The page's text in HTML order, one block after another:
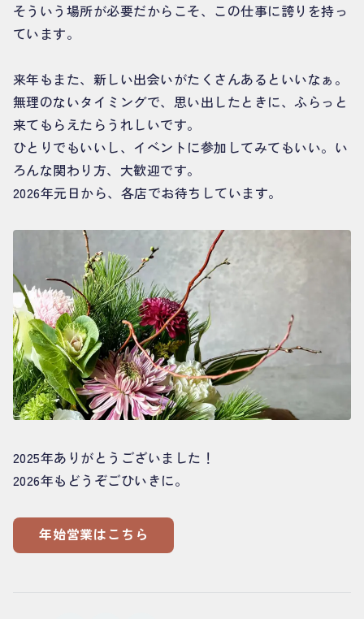
そういう場所が必要だからこそ、この仕事に誇りを持っ
ています。
来年もまた、新しい出会いがたくさんあるといいなぁ。
無理のないタイミングで、思い出したときに、ふらっと
来てもらえたらうれしいです。
ひとりでもいいし、イベントに参加してみてもいい。い
ろんな関わり方、大歓迎です。
2026年元日から、各店でお待ちしています。
2025年ありがとうございました！
2026年もどうぞごひいきに。
年始営業はこちら